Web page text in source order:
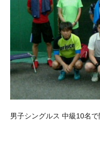
男子シングルス 中級10名で